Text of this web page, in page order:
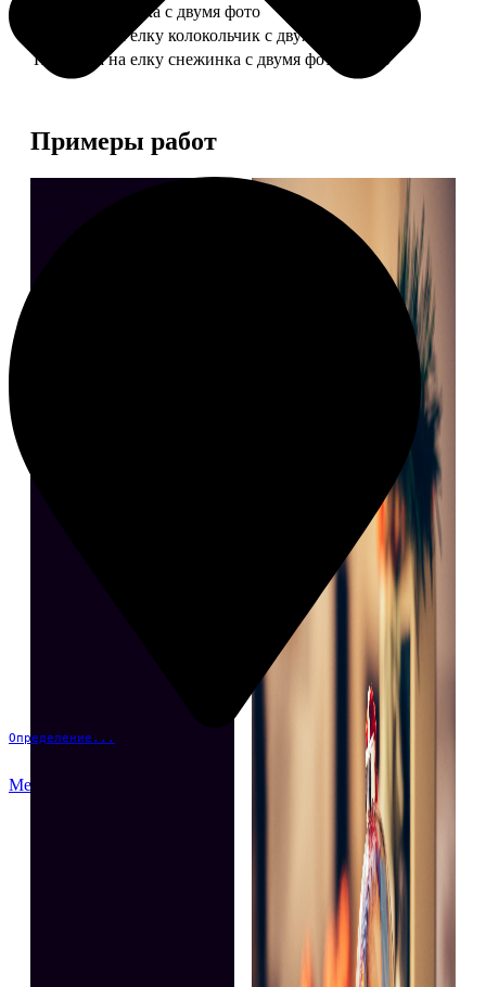
Определение...
Меню
Шарик-шкатулка с двумя фото
Подвеска на елку колокольчик с двумя фото
Подвеска на елку снежинка с двумя фото
590
Примеры работ